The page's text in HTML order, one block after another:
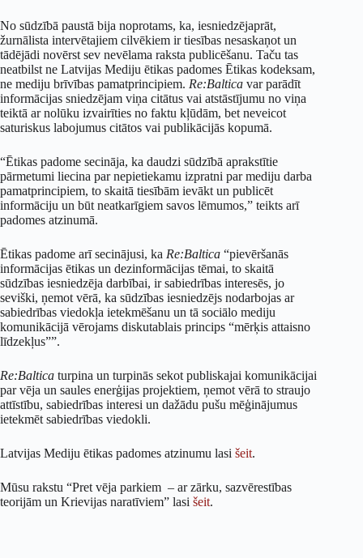
No sūdzībā paustā bija noprotams, ka, iesniedzējaprāt,
žurnālista intervētajiem cilvēkiem ir tiesības nesaskaņot un
tādējādi novērst sev nevēlama raksta publicēšanu. Taču tas
neatbilst ne Latvijas Mediju ētikas padomes Ētikas kodeksam,
ne mediju brīvības pamatprincipiem. Re:Baltica var parādīt
informācijas sniedzējam viņa citātus vai atstāstījumu no viņa
teiktā ar nolūku izvairīties no faktu kļūdām, bet neveicot
saturiskus labojumus citātos vai publikācijās kopumā.
“Ētikas padome secināja, ka daudzi sūdzībā aprakstītie
pārmetumi liecina par nepietiekamu izpratni par mediju darba
pamatprincipiem, to skaitā tiesībām ievākt un publicēt
informāciju un būt neatkarīgiem savos lēmumos,” teikts arī
padomes atzinumā.
Ētikas padome arī secinājusi, ka Re:Baltica “pievēršanās
informācijas ētikas un dezinformācijas tēmai, to skaitā
sūdzības iesniedzēja darbībai, ir sabiedrības interesēs, jo
seviški, ņemot vērā, ka sūdzības iesniedzējs nodarbojas ar
sabiedrības viedokļa ietekmēšanu un tā sociālo mediju
komunikācijā vērojams diskutablais princips “mērķis attaisno
līdzekļus””.
Re:Baltica turpina un turpinās sekot publiskajai komunikācijai
par vēja un saules enerģijas projektiem, ņemot vērā to straujo
attīstību, sabiedrības interesi un dažādu pušu mēģinājumus
ietekmēt sabiedrības viedokli.
Latvijas Mediju ētikas padomes atzinumu lasi šeit.
Mūsu rakstu “Pret vēja parkiem – ar zārku, sazvērestības
teorijām un Krievijas naratīviem” lasi šeit.